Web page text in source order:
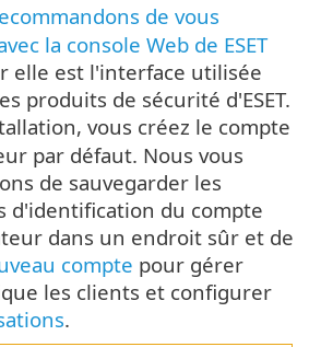
de vous
la console Web de ESET
elle est l'interface utilisée
produits de sécurité d'ESET.
vous créez le compte
par défaut. Nous vous
de sauvegarder les
d'identification du compte
dans un endroit sûr et de
compte pour gérer
les clients et configurer
.